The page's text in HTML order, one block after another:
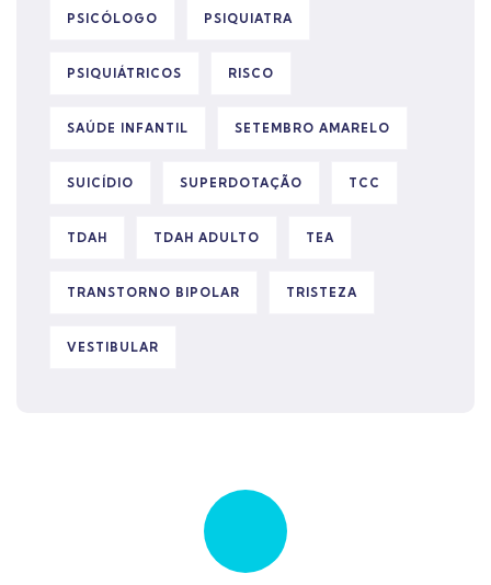
PSICÓLOGO PSIQUIATRA
PSIQUIÁTRICOS RISCO
SAÚDE INFANTIL SETEMBRO AMARELO
SUICÍDIO SUPERDOTAÇÃO TCC
TDAH TDAH ADULTO TEA
TRANSTORNO BIPOLAR TRISTEZA
VESTIBULAR